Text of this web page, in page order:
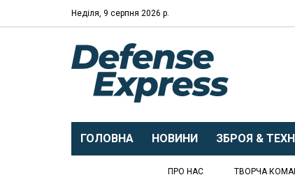
Неділя, 9 серпня 2026 р.
ГОЛОВНА НОВИНИ ЗБРОЯ &
ПРО НАС ТВОРЧА